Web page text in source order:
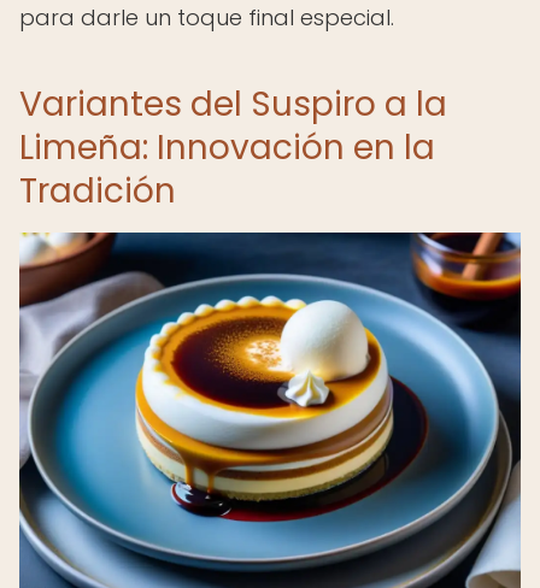
para darle un toque final especial.
Variantes del Suspiro a la
Limeña: Innovación en la
Tradición